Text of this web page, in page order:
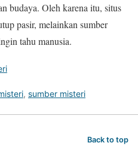
budaya. Oleh karena itu, situs
pasir, melainkan sumber
tahu manusia.
, sumber misteri
Back to top